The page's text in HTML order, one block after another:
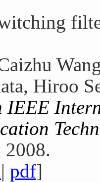
Hiroo
IEEE
2008.
| pdf]